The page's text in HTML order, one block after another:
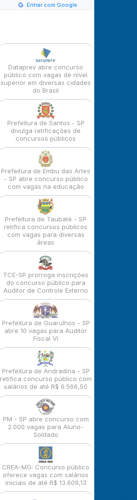
Entrar com Google
Dataprev abre concurso
público com vagas de nível
superior em diversas cidades
do Brasil
Prefeitura de Santos - SP
divulga retificações de
concursos públicos
Prefeitura de Embu das Artes
- SP abre concurso público
com vagas na educação
Prefeitura de Taubaté - SP
retifica concursos públicos
com vagas para diversas
áreas
TCE-SP prorroga inscrições
do concurso público para
Auditor de Controle Externo
Prefeitura de Guarulhos - SP
abre 10 vagas para Auditor
Fiscal VI
Prefeitura de Andradina - SP
retifica concurso público com
salários de até R$ 6.566,50
PM - SP abre concurso com
2.000 vagas para Aluno-
Soldado
CREA-MG: Concurso público
oferece vagas com salários
iniciais de até R$ 13.609,13